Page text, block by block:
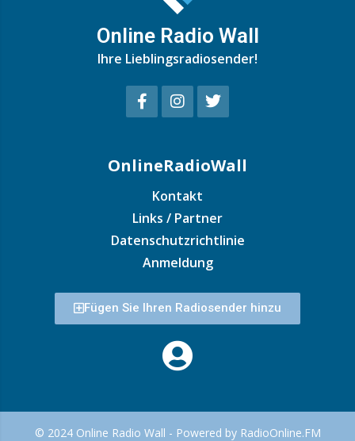
Online Radio Wall
Ihre Lieblingsradiosender!
OnlineRadioWall
Kontakt
Links / Partner
Datenschutzrichtlinie
Anmeldung
Fügen Sie Ihren Radiosender hinzu
© 2024 Online Radio Wall - Powered by RadioOnline.FM